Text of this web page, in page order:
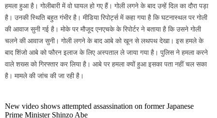
हमला हुआ है। गोलीबारी में वो घायल हो गए हैं। गोली लगने के बाद उन्हें दिल का दौरा पड़ा
है। उनकी स्थिति बहुत गंभीर है। मीडिया रिपोर्ट्स में कहा गया है कि घटनास्थल पर गोली
की आवाज सुनी गई है। मोके पर मौजूद एनएचके के रिपोर्टर ने बताया है कि उसने गोली
चलने की आवाज सुनी। गोली लगने के बाद आबे को खून से लथपथ देखा। इस हमले के
बाद शिंजो आबे को फौरन इलाज के लिए अस्पताल ले जाया गया है। पुलिस ने हमला करने
वाले शख्स को गिरफ्तार कर लिया है। आबे पर हमला क्यों हुआ इसका पता नहीं चल सका
है। मामले की जांच की जा रही है।
New video shows attempted assassination on former Japanese
Prime Minister Shinzo Abe